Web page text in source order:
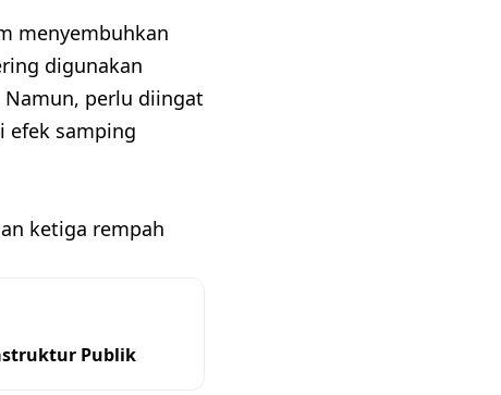
menyembuhkan
digunakan
perlu diingat
efek samping
ketiga rempah
Publik